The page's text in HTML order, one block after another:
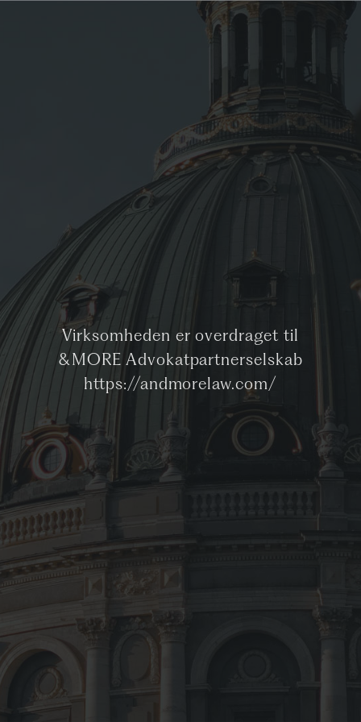
Virksomheden er overdraget til
&MORE Advokatpartnerselskab
https://andmorelaw.com/